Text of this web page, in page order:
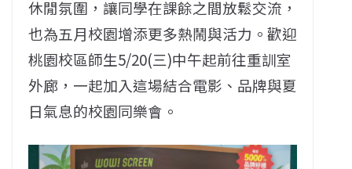
休閒氛圍，讓同學在課餘之間放鬆交流，
也為五月校園增添更多熱鬧與活力。歡迎
桃園校區師生5/20(三)中午起前往重訓室
外廊，一起加入這場結合電影、品牌與夏
日氣息的校園同樂會。